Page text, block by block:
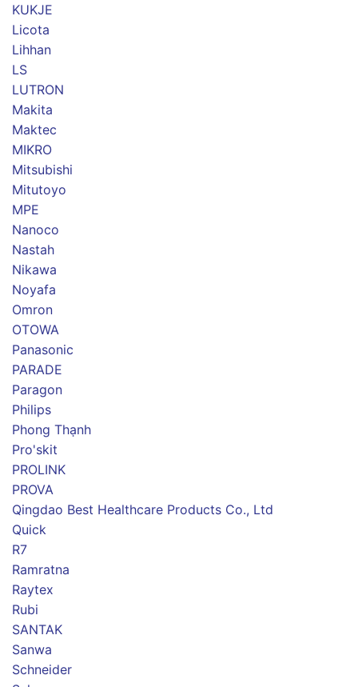
KUKJE
Licota
Lihhan
LS
LUTRON
Makita
Maktec
MIKRO
Mitsubishi
Mitutoyo
MPE
Nanoco
Nastah
Nikawa
Noyafa
Omron
OTOWA
Panasonic
PARADE
Paragon
Philips
Phong Thạnh
Pro'skit
PROLINK
PROVA
Qingdao Best Healthcare Products Co., Ltd
Quick
R7
Ramratna
Raytex
Rubi
SANTAK
Sanwa
Schneider